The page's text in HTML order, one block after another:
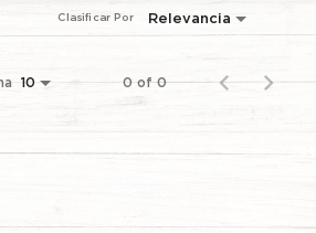
Relevancia
Clasificar Por
10 0 of 0